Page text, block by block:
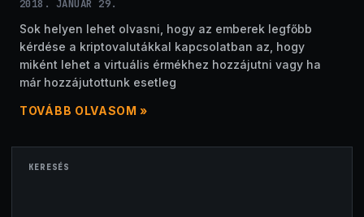
2018. JANUÁR 29.
Sok helyen lehet olvasni, hogy az emberek legfőbb
kérdése a kriptovalutákkal kapcsolatban az, hogy
miként lehet a virtuális érmékhez hozzájutni vagy ha
már hozzájutottunk esetleg
TOVÁBB OLVASOM »
KERESÉS